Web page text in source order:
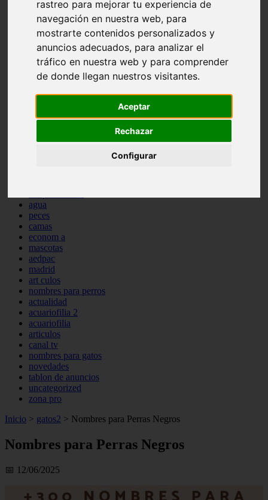
rastreo para mejorar tu experiencia de
navegación en nuestra web, para
mostrarte contenidos personalizados y
anuncios adecuados, para analizar el
tráfico en nuestra web y para comprender
de donde llegan nuestros visitantes.
Aceptar
Rechazar
Configurar
comportamiento
protagonistas
reptiles
abandono
adopci n
ferias
higiene
acuario
comercios
viajar
agua
peces
camas
econom a
mascotas
aedpac
madrid
art culos
nombres para perros
actualidad
acuariofilia 2
acuariofilia
articulos
canal tv
nombres para gatos
novedades
tablon de anuncios
uncategorized
zona pro
Inicio > gatos2 > Nombres para Perras Negros
Nombres para Perras Negros
📅 12/06/2025